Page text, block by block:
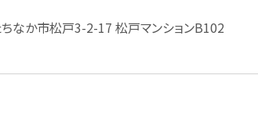
なか市松戸3-2-17 松戸マンションB102